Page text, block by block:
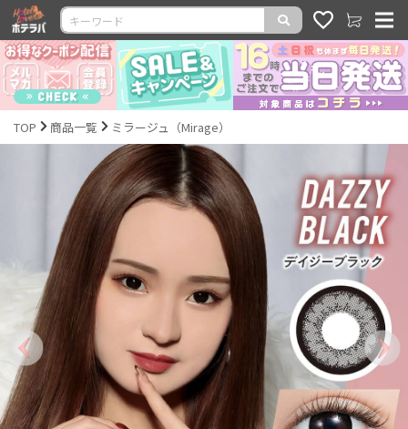
TOP 商品一覧 ミラージュ（Mirage）